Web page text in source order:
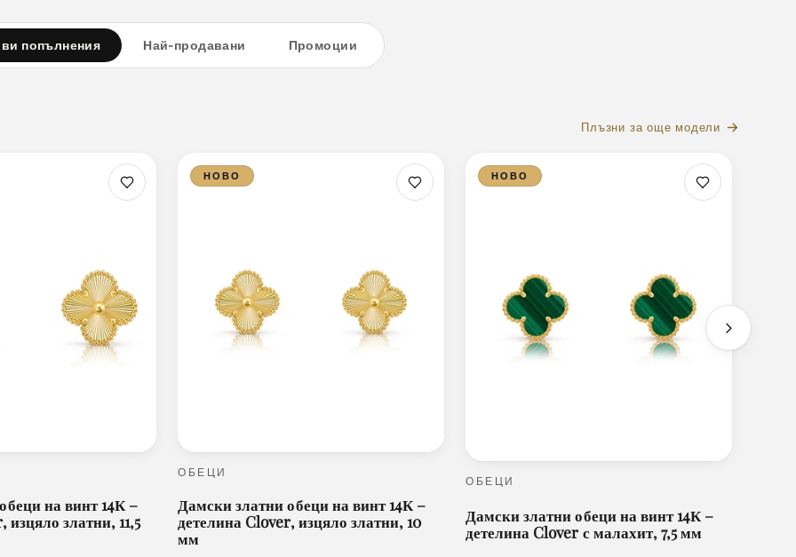
попълнения Най-продавани Промоции
Плъзни за още модели
на винт 14К –
златни, 11,5
НОВО
ОБЕЦИ
Дамски златни обеци на винт 14К –
детелина Clover, изцяло златни, 10
мм
НОВО
ОБЕЦИ
Дамски златни обеци на винт 14К –
детелина Clover с малахит, 7,5 мм